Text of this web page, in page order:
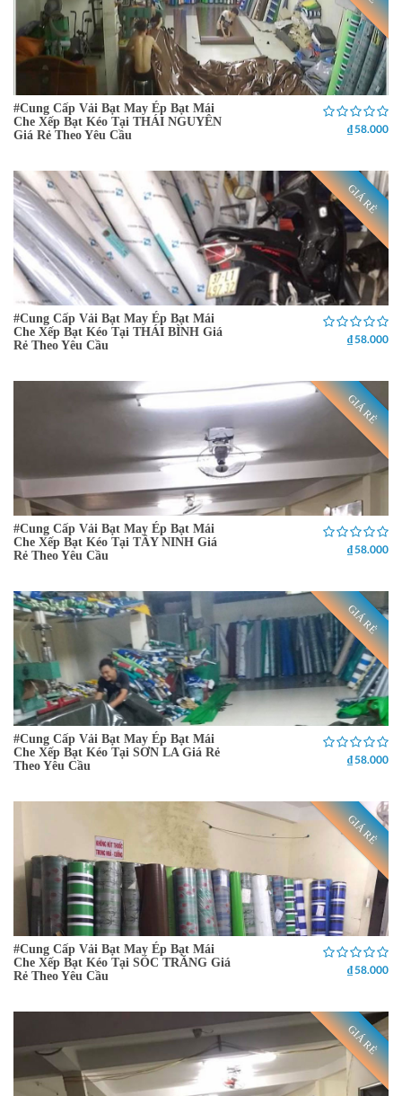
#Cung Cấp Vải Bạt May Ép Bạt Mái
Che Xếp Bạt Kéo Tại THÁI NGUYÊN
Giá Rẻ Theo Yêu Cầu
₫ 58.000
GIÁ RẺ
#Cung Cấp Vải Bạt May Ép Bạt Mái
Che Xếp Bạt Kéo Tại THÁI BÌNH Giá
Rẻ Theo Yêu Cầu
₫ 58.000
GIÁ RẺ
#Cung Cấp Vải Bạt May Ép Bạt Mái
Che Xếp Bạt Kéo Tại TÂY NINH Giá
Rẻ Theo Yêu Cầu
₫ 58.000
GIÁ RẺ
#Cung Cấp Vải Bạt May Ép Bạt Mái
Che Xếp Bạt Kéo Tại SƠN LA Giá Rẻ
Theo Yêu Cầu
₫ 58.000
GIÁ RẺ
#Cung Cấp Vải Bạt May Ép Bạt Mái
Che Xếp Bạt Kéo Tại SÓC TRĂNG Giá
Rẻ Theo Yêu Cầu
₫ 58.000
GIÁ RẺ